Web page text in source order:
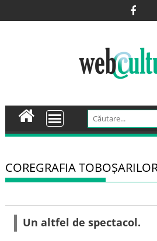
to
COREGRAFIA
Un altfel de spectacol.